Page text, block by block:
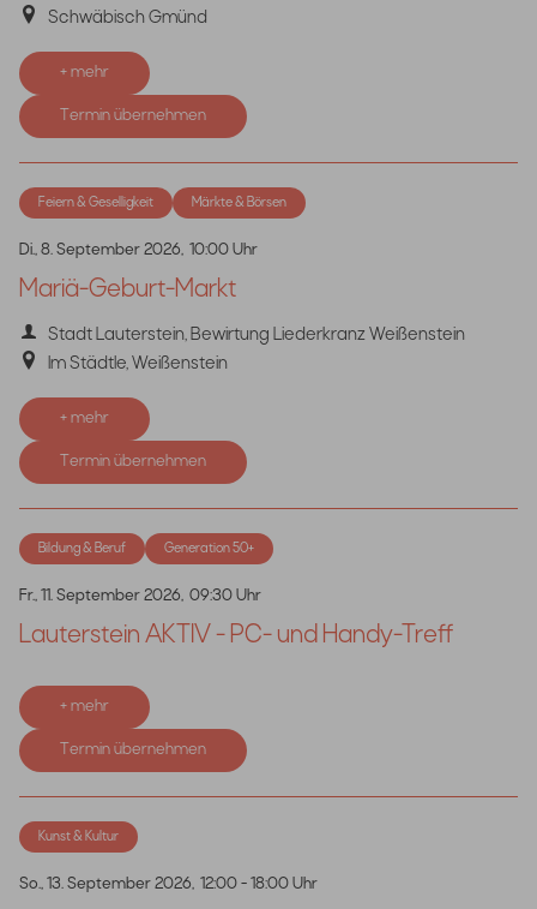
Schwäbisch Gmünd
+ mehr
Termin übernehmen
Di., 8. September 2026, 10:00 Uhr
Mariä-Geburt-Markt
Stadt Lauterstein, Bewirtung Liederkranz Weißenstein
Im Städtle, Weißenstein
+ mehr
Termin übernehmen
Feiern & Geselligkeit Märkte & Börsen
Fr., 11. September 2026, 09:30 Uhr
Lauterstein AKTIV - PC- und Handy-Treff
+ mehr
Termin übernehmen
Bildung & Beruf Generation 50+
So., 13. September 2026, 12:00 - 18:00 Uhr
Kunst & Kultur